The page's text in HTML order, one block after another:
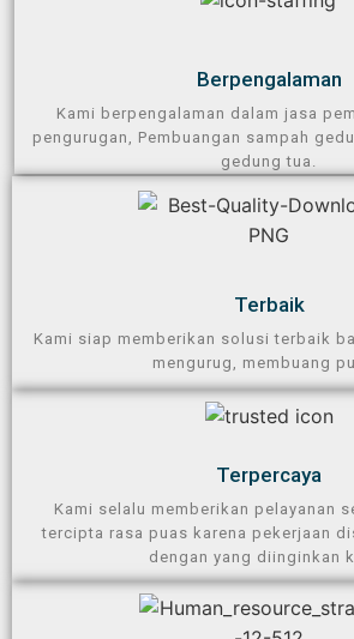
Berpengalaman​
Kami berpengalaman dalam jasa
pengurugan, Pembuangan sampah
gedung tua.
Terbaik
Kami siap memberikan solusi terbaik
mengurug, membuang
Terpercaya​
Kami selalu memberikan pelayanan
tercipta rasa puas karena pekerjaan
dengan yang diinginkan